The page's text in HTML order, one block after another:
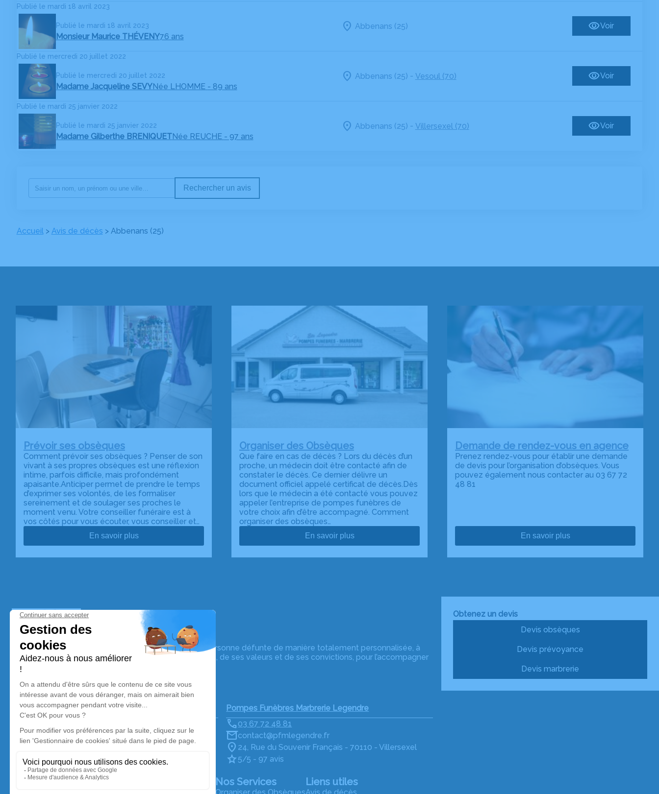
Publié le mardi 18 avril 2023
Publié le mardi 18 avril 2023
Monsieur Maurice THÉVENY76 ans
Abbenans (25) Voir
Publié le mercredi 20 juillet 2022
Publié le mercredi 20 juillet 2022
Madame Jacqueline SEVYNée LHOMME - 89 ans
Abbenans (25) - Vesoul (70) Voir
Publié le mardi 25 janvier 2022
Publié le mardi 25 janvier 2022
Madame Gilberthe BRENIQUETNée REUCHE - 97 ans
Abbenans (25) - Villersexel (70) Voir
Rechercher un avis
Accueil> Avis de décès > Abbenans (25)
Prévoir ses obsèques
Comment prévoir ses obsèques ? Penser de son
vivant à ses propres obsèques est une réflexion
intime, parfois difficile, mais profondément
apaisante.Anticiper permet de prendre le temps
d’exprimer ses volontés, de les formaliser
sereinement et de soulager ses proches le
moment venu. Votre conseiller funéraire est à
vos côtés pour vous écouter, vous conseiller et…
En savoir plus
Organiser des Obsèques
Que faire en cas de décès ? Lors du décès d’un
proche, un médecin doit être contacté afin de
constater le décès. Ce dernier délivre un
document officiel appelé certificat de décès.Dès
lors que le médecin a été contacté vous pouvez
appeler l’entreprise de pompes funèbres de
votre choix afin d’être accompagné. Comment
organiser des obsèques…
En savoir plus
Demande de rendez-vous en agence
Prenez rendez-vous pour établir une demande
de devis pour l’organisation d’obsèques. Vous
pouvez également nous contacter au 03 67 72
48 81
En savoir plus
Pompes Funèbres Legendre
Nos équipes vous aident à honorer la mémoire de la personne défunte de manière totalement personnalisée, à
perpétuer son souvenir dans le respect de ses volontés, de ses valeurs et de ses convictions, pour l’accompagner
avec dignité dans son dernier voyage.
Obtenez un devis
Devis obsèques
Devis prévoyance
Devis marbrerie
Nos agences
Pompes Funèbres Marbrerie Legendre
contact@pfmlegendre.fr
Zone Artisanale du Pré Rond - 25680 - Cuse-et-
Adrisans
5/5 - 27 avis
Pompes Funèbres Marbrerie Legendre
03 67 72 48 81
contact@pfmlegendre.fr
24, Rue du Souvenir Français - 70110 - Villersexel
5/5 - 97 avis
Nos Services Liens utiles